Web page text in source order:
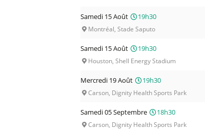
Samedi 15 Août 19h30
Montréal, Stade Saputo
Samedi 15 Août
19h30
Houston, Shell Energy Stadium
Mercredi 19 Août
19h30
Carson, Dignity Health Sports Park
Samedi 05 Septembre
18h30
Carson, Dignity Health Sports Park